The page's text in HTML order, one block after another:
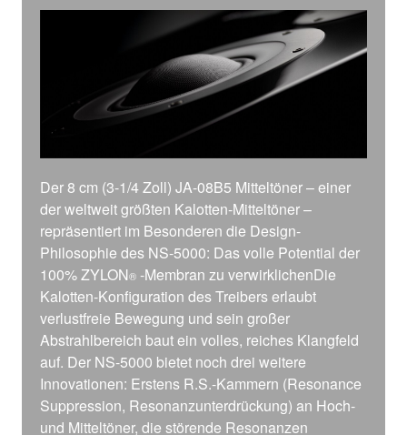
Der 8 cm (3-1/4 Zoll) JA-08B5 Mitteltöner – einer
der weltweit größten Kalotten-Mitteltöner –
repräsentiert im Besonderen die Design-
Philosophie des NS-5000: Das volle Potential der
100% ZYLON® -Membran zu verwirklichenDie
Kalotten-Konfiguration des Treibers erlaubt
verlustfreie Bewegung und sein großer
Abstrahlbereich baut ein volles, reiches Klangfeld
auf. Der NS-5000 bietet noch drei weitere
Innovationen: Erstens R.S.-Kammern (Resonance
Suppression, Resonanzunterdrückung) an Hoch-
und Mitteltöner, die störende Resonanzen